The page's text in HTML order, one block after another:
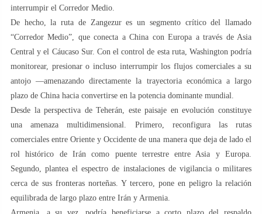
interrumpir el Corredor Medio.
De hecho, la ruta de Zangezur es un segmento crítico del llamado
“Corredor Medio”, que conecta a China con Europa a través de Asia
Central y el Cáucaso Sur. Con el control de esta ruta, Washington podría
monitorear, presionar o incluso interrumpir los flujos comerciales a su
antojo —amenazando directamente la trayectoria económica a largo
plazo de China hacia convertirse en la potencia dominante mundial.
Desde la perspectiva de Teherán, este paisaje en evolución constituye
una amenaza multidimensional. Primero, reconfigura las rutas
comerciales entre Oriente y Occidente de una manera que deja de lado el
rol histórico de Irán como puente terrestre entre Asia y Europa.
Segundo, plantea el espectro de instalaciones de vigilancia o militares
cerca de sus fronteras norteñas. Y tercero, pone en peligro la relación
equilibrada de largo plazo entre Irán y Armenia.